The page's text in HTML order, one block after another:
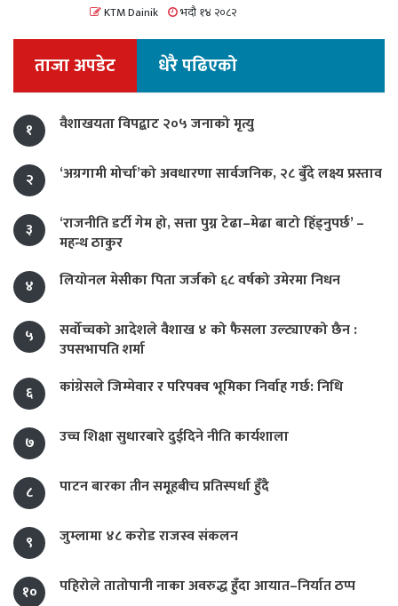
KTM Dainik भदौ १४ २०८२
ताजा अपडेट धेरै पढिएको
१ वैशाखयता विपद्बाट २०५ जनाको मृत्यु
२ ‘अग्रगामी मोर्चा’को अवधारणा सार्वजनिक, २८ बुँदे लक्ष्य प्रस्ताव
३
‘राजनीति डर्टी गेम हो, सत्ता पुग्न टेढा–मेढा बाटो हिँड्नुपर्छ’ –
महन्थ ठाकुर
४
लियोनल मेसीका पिता जर्जको ६८ वर्षको उमेरमा निधन
५
सर्वोच्चको आदेशले वैशाख ४ को फैसला उल्ट्याएको छैन :
उपसभापति शर्मा
६
कांग्रेसले जिम्मेवार र परिपक्व भूमिका निर्वाह गर्छ: निधि
७ उच्च शिक्षा सुधारबारे दुईदिने नीति कार्यशाला
८ पाटन बारका तीन समूहबीच प्रतिस्पर्धा हुँदै
९ जुम्लामा ४८ करोड राजस्व संकलन
१० पहिरोले तातोपानी नाका अवरुद्ध हुँदा आयात–निर्यात ठप्प